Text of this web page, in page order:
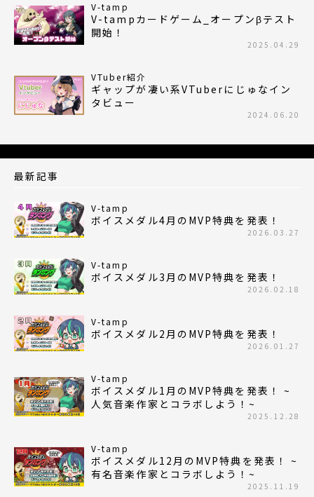
V-tamp
V-tampカードゲーム_オープンβテスト
開始！
2025.04.29
VTuber紹介
ギャップが凄い系VTuberにじゅなイン
タビュー
2024.06.20
最新記事
V-tamp
ボイスメダル4月のMVP特典を発表！
2026.03.27
V-tamp
ボイスメダル3月のMVP特典を発表！
2026.02.18
V-tamp
ボイスメダル2月のMVP特典を発表！
2026.01.27
V-tamp
ボイスメダル1月のMVP特典を発表！ ~
人気音楽作家とコラボしよう！~
2025.12.28
V-tamp
ボイスメダル12月のMVP特典を発表！ ~
有名音楽作家とコラボしよう！~
2025.11.19